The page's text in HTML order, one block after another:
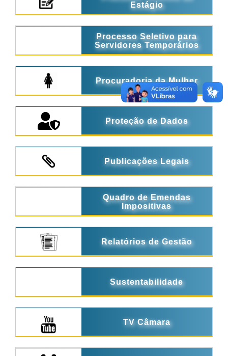
Estágio
Processo Seletivo para
Servidores Temporários
Procuradoria da Mulher
Proteção de Dados
Publicações Legais
Quadro de Emendas
Impositivas
Relatórios de Gestão
Sustentabilidade
TV Câmara